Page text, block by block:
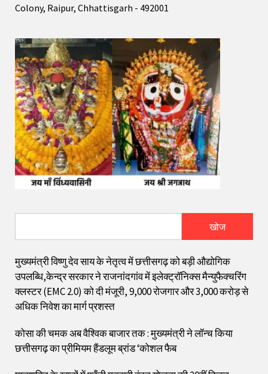
Colony, Raipur, Chhattisgarh - 492001
खोज
मुख्यमंत्री विष्णु देव साय के नेतृत्व में छत्तीसगढ़ को बड़ी औद्योगिक
उपलब्धि,केन्द्र सरकार ने राजनांदगांव में इलेक्ट्रॉनिक्स मैन्युफैक्चरिंग
क्लस्टर (EMC 2.0) को दी मंजूरी, 9,000 रोजगार और ₹3,000 करोड़ से
अधिक निवेश का मार्ग प्रशस्त
कोसा की चमक अब वैश्विक बाजार तक : मुख्यमंत्री ने लॉन्च किया
छत्तीसगढ़ का प्रीमियम हैंडलूम ब्रांड ‘कोशल फैब